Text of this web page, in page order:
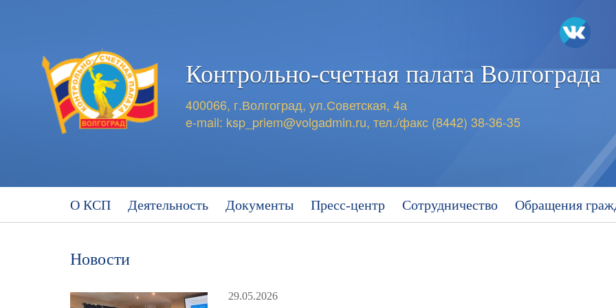
Контрольно-счетная палата Волгограда
400066, г.Волгоград, ул.Советская, 4а
e-mail: ksp_priem@volgadmin.ru, тел./факс (8442) 38-36-35
О КСП Деятельность Документы Пресс-центр Сотрудничество Обращения
Новости
29.05.2026